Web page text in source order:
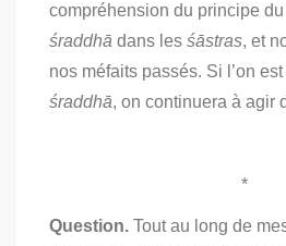
compréhension du principe du
śraddhā dans les śāstras, et
nos méfaits passés. Si l’on
śraddhā, on continuera à agir
*
Question. Tout au long de